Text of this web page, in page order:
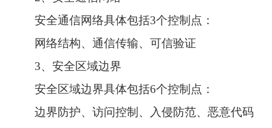
安全通信网络具体包括3个控制点：
网络结构、通信传输、可信验证
3、安全区域边界
安全区域边界具体包括6个控制点：
边界防护、访问控制、入侵防范、恶意代码